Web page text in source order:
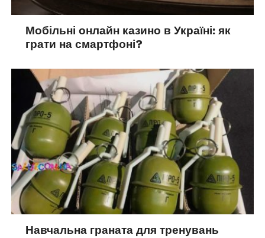
Мобільні онлайн казино в Україні: як
грати на смартфоні?
Навчальна граната для тренувань